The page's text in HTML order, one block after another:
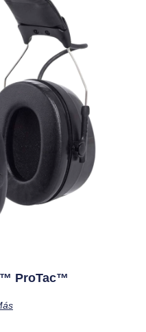
ProTac™